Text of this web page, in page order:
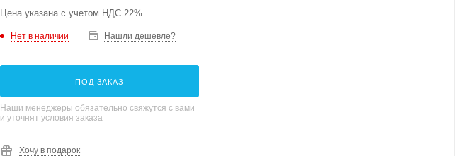
Цена указана с учетом НДС 22%
Нет в наличии Нашли дешевле?
ПОД ЗАКАЗ
Наши менеджеры обязательно свяжутся с вами
и уточнят условия заказа
Хочу в подарок